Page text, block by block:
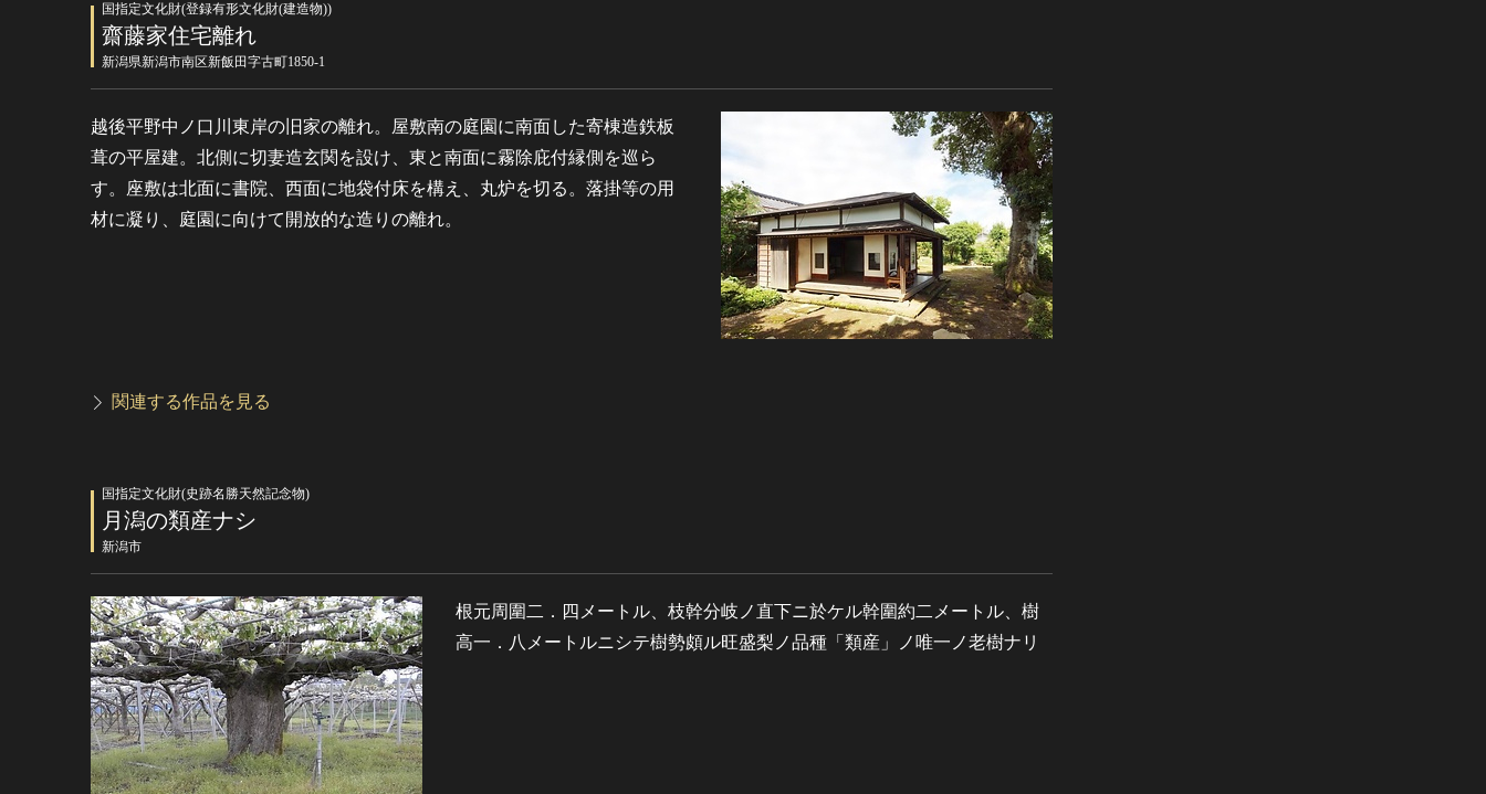
国指定文化財(登録有形文化財(建造物))
齋藤家住宅離れ
新潟県新潟市南区新飯田字古町1850-1
越後平野中ノ口川東岸の旧家の離れ。屋敷南の庭園に南面した寄棟造鉄板
葺の平屋建。北側に切妻造玄関を設け、東と南面に霧除庇付縁側を巡ら
す。座敷は北面に書院、西面に地袋付床を構え、丸炉を切る。落掛等の用
材に凝り、庭園に向けて開放的な造りの離れ。
関連する作品を見る
国指定文化財(史跡名勝天然記念物)
月潟の類産ナシ
新潟市
根元周圍二．四メートル、枝幹分岐ノ直下ニ於ケル幹圍約二メートル、樹
高一．八メートルニシテ樹勢頗ル旺盛梨ノ品種「類産」ノ唯一ノ老樹ナリ